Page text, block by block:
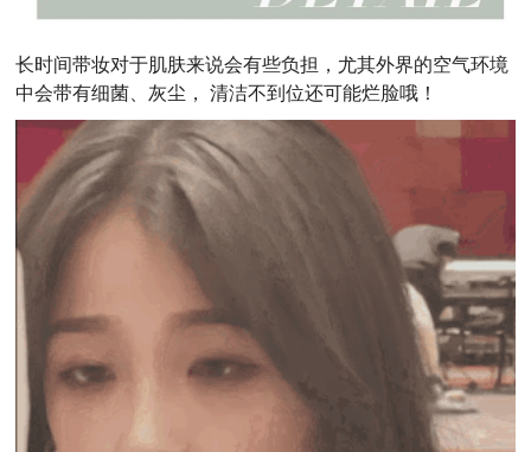
长时间带妆对于肌肤来说会有些负担，尤其外界的空气环境
中会带有细菌、灰尘， 清洁不到位还可能烂脸哦！